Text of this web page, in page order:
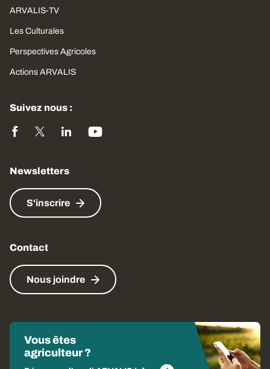
ARVALIS-TV
Les Culturales
Perspectives Agricoles
Actions ARVALIS
Suivez nous :
Newsletters
S'inscrire
Contact
Nous joindre
Vous êtes
agriculteur ?